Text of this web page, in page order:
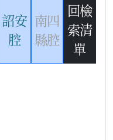
詔安
腔
南四
縣腔
回檢
索清
單